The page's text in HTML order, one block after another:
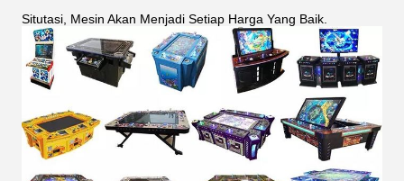
Situtasi, Mesin Akan Menjadi Setiap Harga Yang Baik.